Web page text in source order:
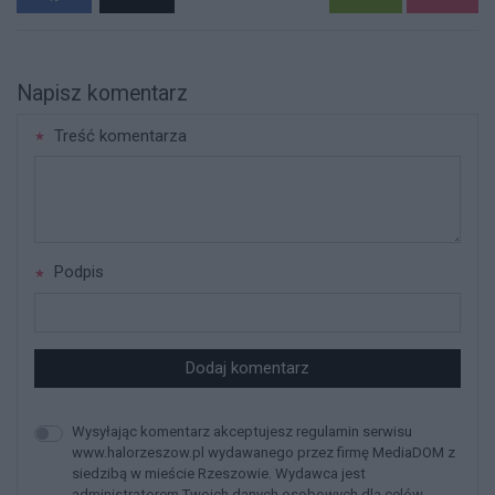
Napisz komentarz
Treść komentarza
Podpis
Dodaj komentarz
Wysyłając komentarz akceptujesz regulamin serwisu
www.halorzeszow.pl wydawanego przez firmę MediaDOM z
siedzibą w mieście Rzeszowie. Wydawca jest